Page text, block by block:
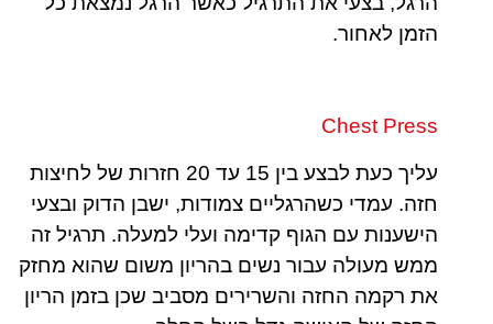
הזמן לאחור.
Chest Press
עליך כעת לבצע בין 15 עד 20 חזרות של לחיצות
חזה. עמדי כשהרגליים צמודות, ישבן הדוק ובצעי
הישענות עם הגוף קדימה ועלי למעלה. תרגיל זה
ממש מעולה עבור נשים בהריון משום שהוא מחזק
את רקמה החזה והשרירים מסביב שכן בזמן הריון